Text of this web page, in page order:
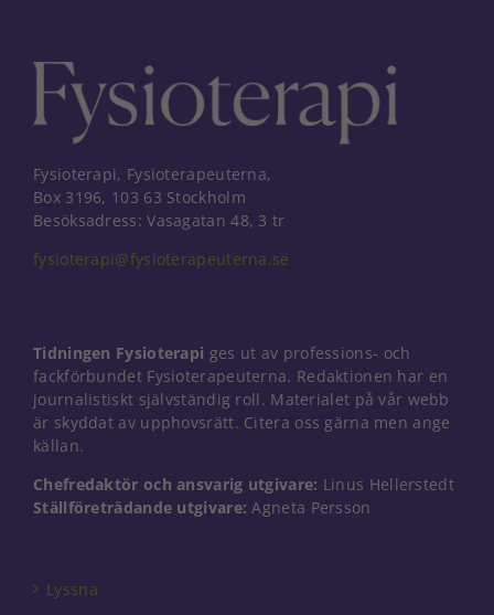
Fysioterapi, Fysioterapeuterna,
Box 3196, 103 63 Stockholm
Besöksadress: Vasagatan 48, 3 tr
fysioterapi@fysioterapeuterna.se
Tidningen Fysioterapi ges ut av professions- och
fackförbundet Fysioterapeuterna. Redaktionen har en
journalistiskt självständig roll. Materialet på vår webb
är skyddat av upphovsrätt. Citera oss gärna men ange
källan.
Chefredaktör och ansvarig utgivare: Linus Hellerstedt
Ställföreträdande utgivare: Agneta Persson
Lyssna
Nödvändiga